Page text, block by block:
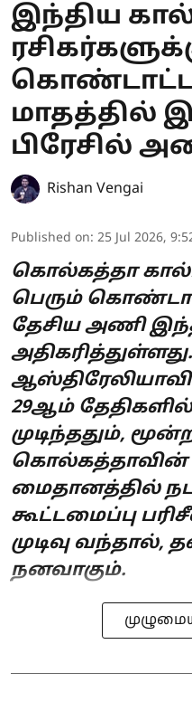
இந்திய
கொண்டாட்ட
மாதத்தில்
பிரேசில்
Rishan Vengai
Published on: 25 Jul 2026,
கொல்கத்தா
பெரும்
தேசிய அணி
அதிகரித்துள்ளது.
29ஆம்
முடிந்ததும்,
கொல்கத்தாவின்
மைதானத்தில்
கூட்டமைப்பு
முடிவு வந்தால்,
நனவாகும்.